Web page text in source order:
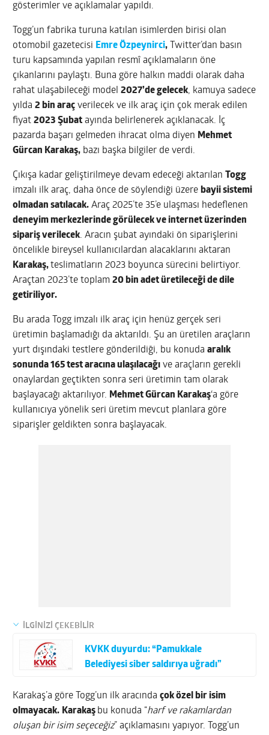
gösterimler ve açıklamalar yapıldı.
Togg’un fabrika turuna katılan isimlerden birisi olan
otomobil gazetecisi Emre Özpeynirci, Twitter’dan basın
turu kapsamında yapılan resmî açıklamaların öne
çıkanlarını paylaştı. Buna göre halkın maddi olarak daha
rahat ulaşabileceği model2027’de gelecek, kamuya sadece
yılda2 bin araç verilecek ve ilk araç için çok merak edilen
fiyat2023 Şubat ayında belirlenerek açıklanacak. İç
pazarda başarı gelmeden ihracat olma diyen Mehmet
Gürcan Karakaş, bazı başka bilgiler de verdi.
Çıkışa kadar geliştirilmeye devam edeceği aktarılan
Togg
imzalı ilk araç, daha önce de söylendiği üzere bayii sistemi
olmadan satılacak. Araç 2025’te 35’e ulaşması hedeflenen
deneyim merkezlerinde görülecek ve internet üzerinden
sipariş verilecek. Aracın şubat ayındaki ön siparişlerini
öncelikle bireysel kullanıcılardan alacaklarını aktaran
Karakaş,teslimatların 2023 boyunca sürecini belirtiyor.
Araçtan 2023’te toplam20 bin adet üretileceği de dile
getiriliyor.
Bu arada Togg imzalı ilk araç için henüz gerçek seri
üretimin başlamadığı da aktarıldı. Şu an üretilen araçların
yurt dışındaki testlere gönderildiği, bu konudaaralık
sonunda 165 test aracına ulaşılacağı ve araçların gerekli
onaylardan geçtikten sonra seri üretimin tam olarak
başlayacağı aktarılıyor. Mehmet Gürcan Karakaş‘a göre
kullanıcıya yönelik seri üretim mevcut planlara göre
siparişler geldikten sonra başlayacak.
İLGİNİZİ ÇEKEBİLİR
KVKK duyurdu: “Pamukkale
Belediyesi siber saldırıya uğradı”
Karakaş’a göre Togg’un ilk aracındaçok özel bir isim
olmayacak. Karakaş bu konuda “harf ve rakamlardan
oluşan bir isim seçeceğiz” açıklamasını yapıyor. Togg’un